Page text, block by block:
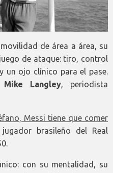
de área a área, su
de ataque: tiro, control
un ojo clínico para el pase.
Mike Langley, periodista
Messi tiene que comer
brasileño del Real
con su mentalidad, su